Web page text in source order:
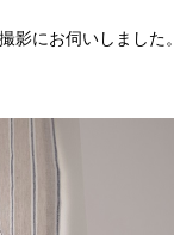
影にお伺いしました。